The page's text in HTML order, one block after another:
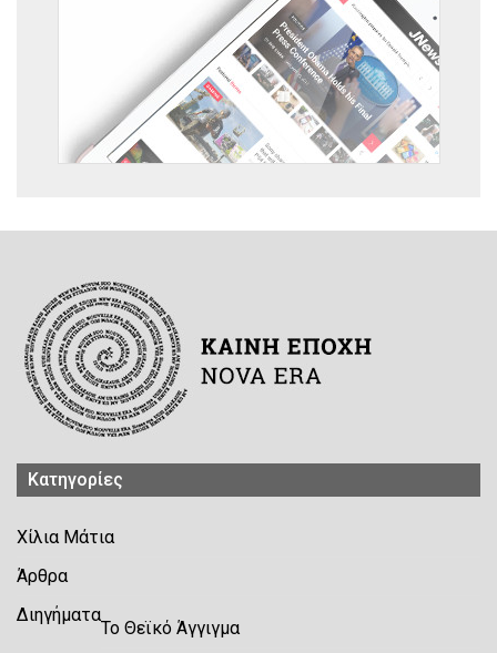
Kατηγορίες
Χίλια Μάτια
Άρθρα
Διηγήματα
Το Θεϊκό Άγγιγμα